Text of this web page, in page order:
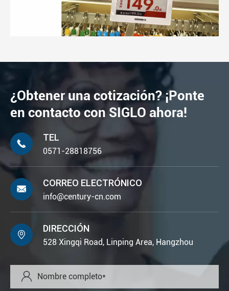
¿Obtener una cotización? ¡Ponte
en contacto con SIGLO ahora!

TEL
0571-28818756

CORREO ELECTRÓNICO
info@century-cn.com

DIRECCIÓN
528 Xingqi Road, Linping Area, Hangzhou
